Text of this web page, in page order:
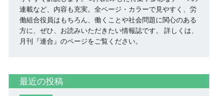
連載など、内容も充実。全ページ・カラーで見やすく、労
働組合役員はもちろん、働くことや社会問題に関心のある
方に、ぜひ、お読みいただきたい情報誌です。 詳しくは、
月刊『連合』のページをご覧ください。
最近の投稿